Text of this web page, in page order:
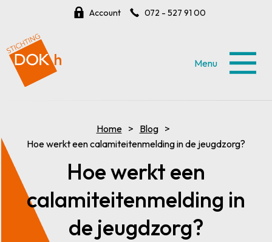
Account 072 - 527 91 00
Menu
Home
Blog
Hoe werkt een calamiteitenmelding in de jeugdzorg?
Hoe werkt een
calamiteitenmelding in
de jeugdzorg?